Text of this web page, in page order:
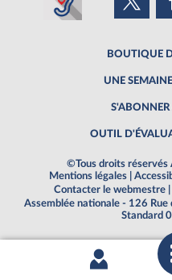
BOUTIQUE
UNE
S'ABONNER
OUTIL
©Tous droits réservés
Mentions légales
Contacter le webmestre
Assemblée nationale - 126
Standard